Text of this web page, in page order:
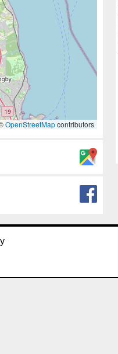
OpenStreetMapcontributors